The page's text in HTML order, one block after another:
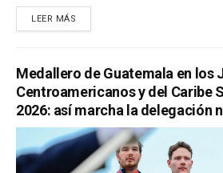
LEER MÁS
Medallero de Guatemala en los
Centroamericanos y del Caribe
2026: así marcha la delegación